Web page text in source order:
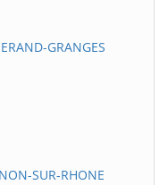
GRANGES
SUR-RHONE